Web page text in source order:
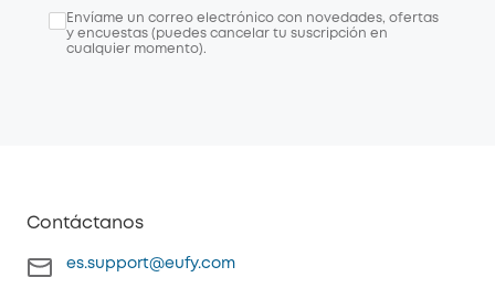
Envíame un correo electrónico con novedades, ofertas
y encuestas (puedes cancelar tu suscripción en
cualquier momento).
Contáctanos
es.support@eufy.com